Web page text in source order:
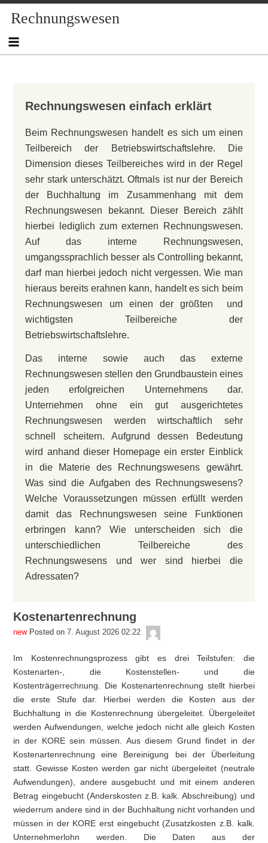
Rechnungswesen
Rechnungswesen einfach erklärt
Beim Rechnungswesen handelt es sich um einen
Teilbereich der Betriebswirtschaftslehre. Die
Dimension dieses Teilbereiches wird in der Regel
sehr stark unterschätzt. Oftmals ist nur der Bereich
der Buchhaltung im Zusammenhang mit dem
Rechnungswesen bekannt. Dieser Bereich zählt
hierbei lediglich zum externen Rechnungswesen.
Auf das interne Rechnungswesen,
umgangssprachlich besser als Controlling bekannt,
darf man hierbei jedoch nicht vergessen. Wie man
hieraus bereits erahnen kann, handelt es sich beim
Rechnungswesen um einen der größten und
wichtigsten Teilbereiche der
Betriebswirtschaftslehre.
Das interne sowie auch das externe
Rechnungswesen stellen den Grundbaustein eines
jeden erfolgreichen Unternehmens dar.
Unternehmen ohne ein gut ausgerichtetes
Rechnungswesen werden wirtschaftlich sehr
schnell scheitern. Aufgrund dessen Bedeutung
wird anhand dieser Homepage ein erster Einblick
in die Materie des Rechnungswesens gewährt.
Was sind die Aufgaben des Rechnungswesens?
Welche Voraussetzungen müssen erfüllt werden
damit das Rechnungswesen seine Funktionen
erbringen kann? Wie unterscheiden sich die
unterschiedlichen Teilbereiche des
Rechnungswesens und wer sind hierbei die
Adressaten?
Kostenartenrechnung
Posted on 7. August 2026 02:22
Im Kostenrechnungsprozess gibt es drei Teilstufen: die
Kostenarten-, die Kostenstellen- und die
Kostenträgerrechnung. Die Kostenartenrechnung stellt hierbei
die erste Stufe dar. Hierbei werden die Kosten aus der
Buchhaltung in die Kostenrechnung übergeleitet. Übergeleitet
werden Aufwendungen, welche jedoch nicht alle gleich Kosten
in der KORE sein müssen. Aus diesem Grund findet in der
Kostenartenrechnung eine Bereinigung bei der Überleitung
statt. Gewisse Kosten werden gar nicht übergeleitet (neutrale
Aufwendungen), andere ausgebucht und mit einem anderen
Betrag eingebucht (Anderskosten z.B. kalk. Abschreibung) und
wiederrum andere sind in der Buchhaltung nicht vorhanden und
müssen in der KORE erst eingebucht (Zusatzkosten z.B. kalk.
Unternehmerlohn werden. Die Daten aus der